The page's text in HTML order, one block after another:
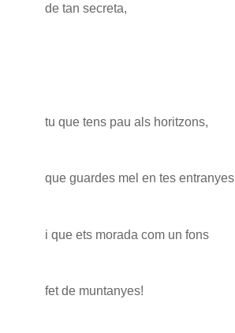
de tan secreta,
tu que tens pau als horitzons,
que guardes mel en tes entranyes
i que ets morada com un fons
fet de muntanyes!